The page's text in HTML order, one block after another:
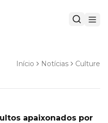
Início Notícias Culture
apaixonados por